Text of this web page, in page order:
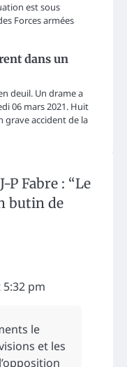
est sous
Forces armées
dans un
deuil. Un drame a
06 mars 2021. Huit
accident de la
P Fabre : “Le
butin de
5:32 pm
le
et les